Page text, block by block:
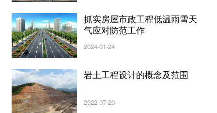
抓实房屋市政工程低温雨雪天
气应对防范工作
2024-01-24
岩土工程设计的概念及范围
2022-07-20